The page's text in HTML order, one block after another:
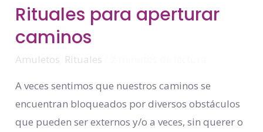
Rituales para aperturar
caminos
Amuletos Rituales
A veces sentimos que nuestros caminos se
encuentran bloqueados por diversos obstáculos
que pueden ser externos y/o a veces, sin querer o
Rituales
Para
Aperturar
Caminos